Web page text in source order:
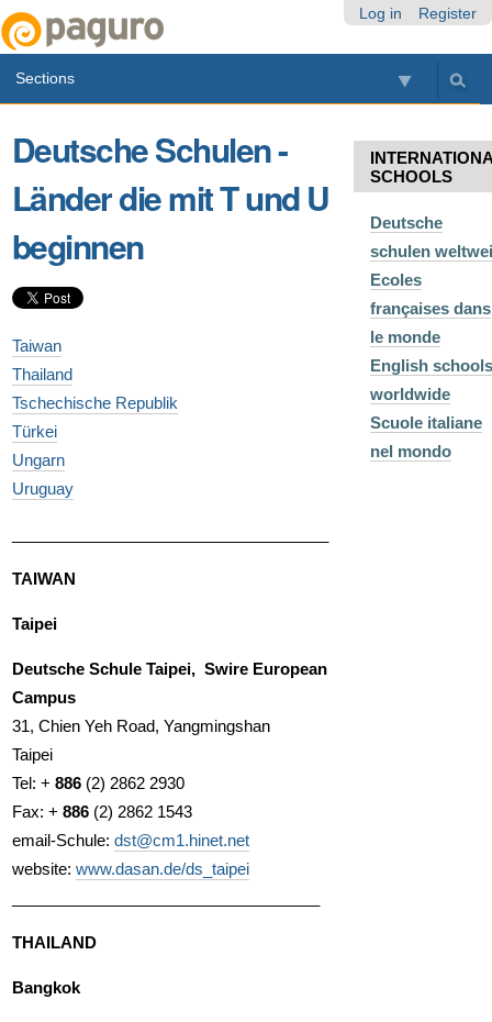
Log in Register
Sections
Deutsche Schulen -
Länder die mit T und U
beginnen
Taiwan
Thailand
Tschechische Republik
Türkei
Ungarn
Uruguay
TAIWAN
Taipei
Deutsche Schule Taipei, Swire European
Campus
31, Chien Yeh Road, Yangmingshan
Taipei
Tel: + 886(2) 2862 2930
Fax: + 886(2) 2862 1543
email-Schule: dst@cm1.hinet.net
website: www.dasan.de/ds_taipei
THAILAND
Bangkok
SCHOOLS
Deutsche
schulen
Ecoles
françaises dans
le monde
English schools
worldwide
Scuole italiane
nel mondo